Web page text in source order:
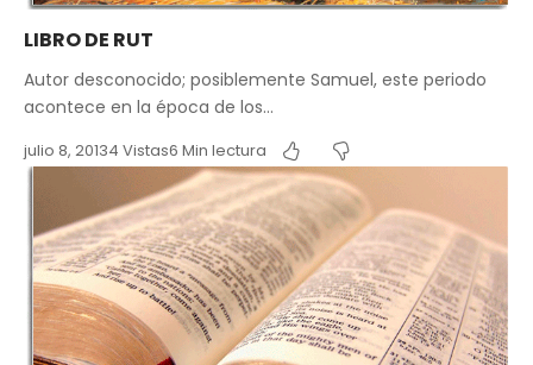
LIBRO DE RUT
Autor desconocido; posiblemente Samuel, este periodo
acontece en la época de los…
julio 8, 20134 Vistas6 Min lectura